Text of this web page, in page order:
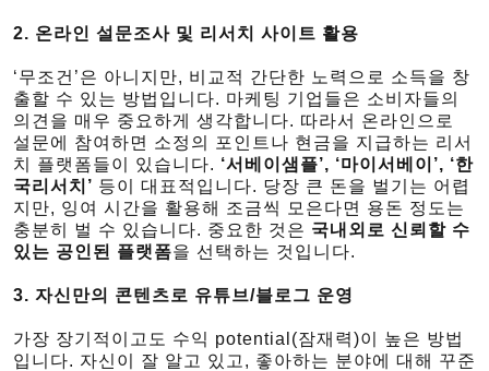
2. 온라인 설문조사 및 리서치 사이트 활용
‘무조건’은 아니지만, 비교적 간단한 노력으로 소득을 창
출할 수 있는 방법입니다. 마케팅 기업들은 소비자들의
의견을 매우 중요하게 생각합니다. 따라서 온라인으로
설문에 참여하면 소정의 포인트나 현금을 지급하는 리서
치 플랫폼들이 있습니다. ‘서베이샘플’, ‘마이서베이’, ‘한
국리서치’ 등이 대표적입니다. 당장 큰 돈을 벌기는 어렵
지만, 잉여 시간을 활용해 조금씩 모은다면 용돈 정도는
충분히 벌 수 있습니다. 중요한 것은 국내외로 신뢰할 수
있는 공인된 플랫폼을 선택하는 것입니다.
3. 자신만의 콘텐츠로 유튜브/블로그 운영
가장 장기적이고도 수익 potential(잠재력)이 높은 방법
입니다. 자신이 잘 알고 있고, 좋아하는 분야에 대해 꾸준